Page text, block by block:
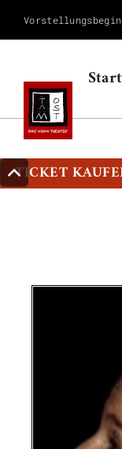
TICKET